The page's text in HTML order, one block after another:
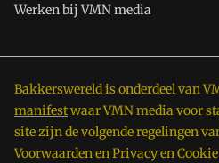
Werken bij VMN media
Bakkerswereld is onderdeel van
manifestwaar VMN media voor
site zijn de volgende regelingen
VoorwaardenenPrivacy en